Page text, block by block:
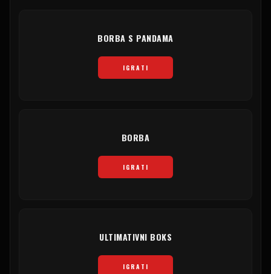
BORBA S PANDAMA
IGRATI
BORBA
IGRATI
ULTIMATIVNI BOKS
IGRATI